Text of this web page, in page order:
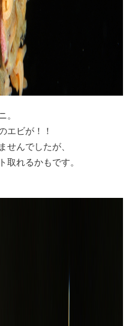
エビが！！
せんでしたが、
取れるかもです。